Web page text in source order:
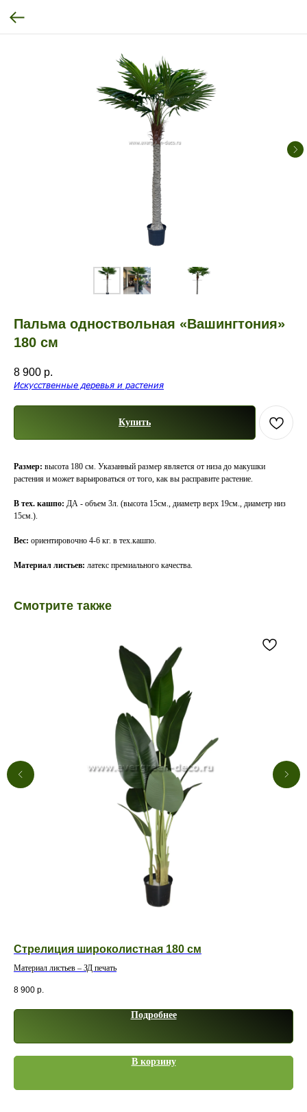
Пальма одноствольная «Вашингтония»
180 см
8 900 р.
Искусственные деревья и растения
Купить
Размер: высота 180 см. Указанный размер является от низа до макушки
растения и может варьироваться от того, как вы расправите растение.
В тех. кашпо: ДА - объем 3л. (высота 15см., диаметр верх 19см., диаметр низ
15см.).
Вес: ориентировочно 4-6 кг. в тех.кашпо.
Материал листьев: латекс премиального качества.
Смотрите также
Стрелиция широколистная 180 см
Материал листьев – ЗД печать
8 900 р.
Подробнее
В корзину